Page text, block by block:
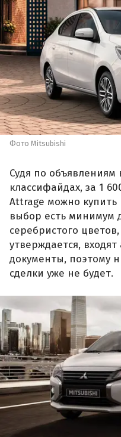
Фото Mitsubishi
Судя по
классифайдах, за 1
Attrage можно купить
выбор есть минимум
серебристого
утверждается,
документы, поэтому
сделки уже не будет.